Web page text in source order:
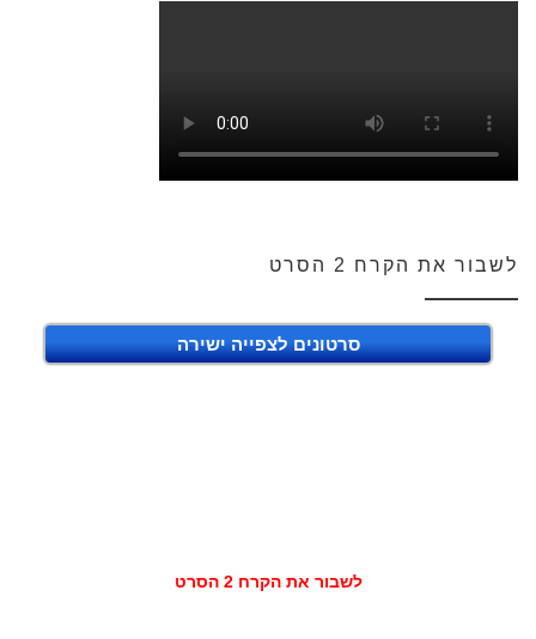
לשבור את הקרח 2 הסרט
סרטונים לצפייה ישירה
לשבור את הקרח 2 הסרט